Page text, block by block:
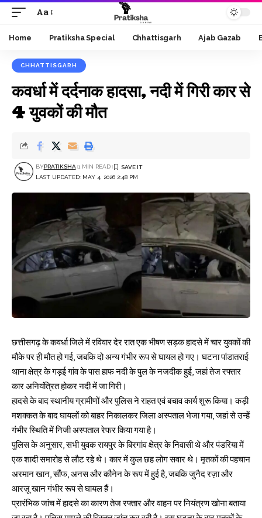
Font
Resizer
Aa
Home Pratiksha Special Chhattisgarh Ajab Gazab
CHHATTISGARH
कवर्धा में दर्दनाक हादसा, नदी में गिरी कार से
4 युवकों की मौत
LAST UPDATED: MAY 4, 2026 2:48 PM
BYPRATIKSHA 1 MIN READ
छत्तीसगढ़ के कवर्धा जिले में रविवार देर रात एक भीषण सड़क हादसे में चार युवकों की
मौके पर ही मौत हो गई, जबकि दो अन्य गंभीर रूप से घायल हो गए। घटना पांडातराई
थाना क्षेत्र के गड़ई गांव के पास हाफ नदी के पुल के नजदीक हुई, जहां तेज रफ्तार
कार अनियंत्रित होकर नदी में जा गिरी।
हादसे के बाद स्थानीय ग्रामीणों और पुलिस ने राहत एवं बचाव कार्य शुरू किया। कड़ी
मशक्कत के बाद घायलों को बाहर निकालकर जिला अस्पताल भेजा गया, जहां से उन्हें
गंभीर स्थिति में निजी अस्पताल रेफर किया गया है।
पुलिस के अनुसार, सभी युवक रायपुर के बिरगांव क्षेत्र के निवासी थे और पंडरिया में
एक शादी समारोह से लौट रहे थे। कार में कुल छह लोग सवार थे। मृतकों की पहचान
अरमान खान, सौंफ, अनस और कौनेन के रूप में हुई है, जबकि जुनैद रज़ा और
आरज़ू खान गंभीर रूप से घायल हैं।
प्रारंभिक जांच में हादसे का कारण तेज रफ्तार और वाहन पर नियंत्रण खोना बताया